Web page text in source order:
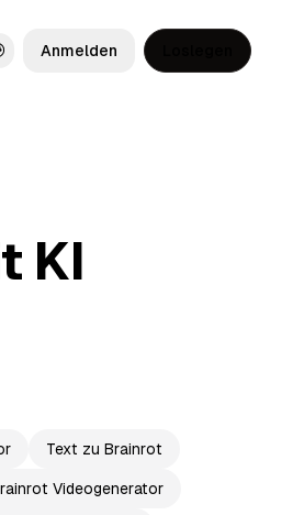
theme
Anmelden
KI
Text zu Brainrot
Videogenerator